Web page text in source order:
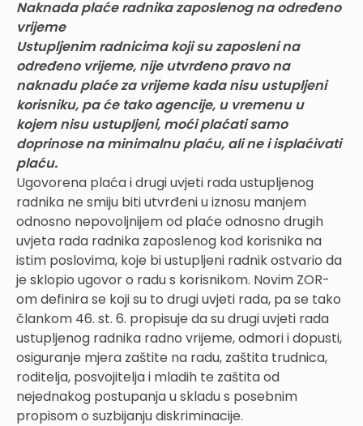
Naknada plaće radnika zaposlenog na određeno
vrijeme
Ustupljenim radnicima koji su zaposleni na
određeno vrijeme, nije utvrđeno pravo na
naknadu plaće za vrijeme kada nisu ustupljeni
korisniku, pa će tako agencije, u vremenu u
kojem nisu ustupljeni, moći plaćati samo
doprinose na minimalnu plaću, ali ne i isplaćivati
plaću.
Ugovorena plaća i drugi uvjeti rada ustupljenog
radnika ne smiju biti utvrđeni u iznosu manjem
odnosno nepovoljnijem od plaće odnosno drugih
uvjeta rada radnika zaposlenog kod korisnika na
istim poslovima, koje bi ustupljeni radnik ostvario da
je sklopio ugovor o radu s korisnikom. Novim ZOR-
om definira se koji su to drugi uvjeti rada, pa se tako
člankom 46. st. 6. propisuje da su drugi uvjeti rada
ustupljenog radnika radno vrijeme, odmori i dopusti,
osiguranje mjera zaštite na radu, zaštita trudnica,
roditelja, posvojitelja i mladih te zaštita od
nejednakog postupanja u skladu s posebnim
propisom o suzbijanju diskriminacije.